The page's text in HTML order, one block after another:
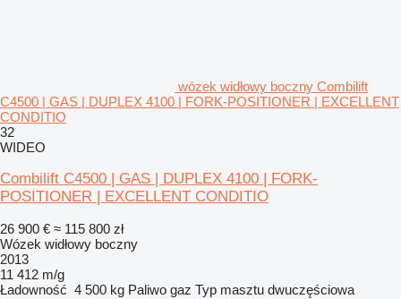
wózek widłowy boczny Combilift
C4500 | GAS | DUPLEX 4100 | FORK-POSITIONER | EXCELLENT
CONDITIO
32
WIDEO
Combilift C4500 | GAS | DUPLEX 4100 | FORK-
POSITIONER | EXCELLENT CONDITIO
26 900 € ≈ 115 800 zł
Wózek widłowy boczny
2013
11 412 m/g
Ładowność 4 500 kg Paliwo gaz Typ masztu dwuczęściowa